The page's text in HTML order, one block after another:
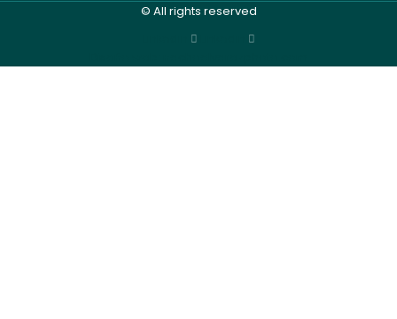
© All rights reserved